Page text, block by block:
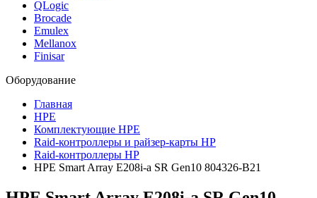
QLogic
Brocade
Emulex
Mellanox
Finisar
Оборудование
Главная
HPE
Комплектующие HPE
Raid-контроллеры и райзер-карты HP
Raid-контроллеры HP
HPE Smart Array E208i-a SR Gen10 804326-B21